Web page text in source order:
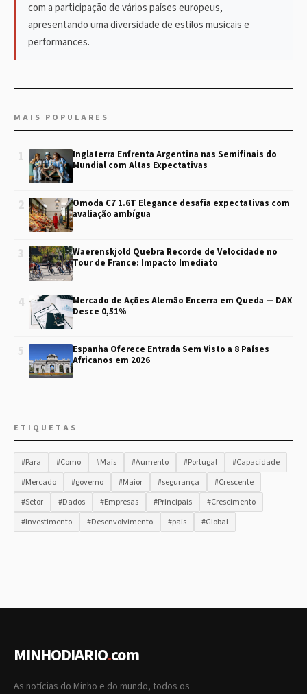
com a participação de vários países europeus,
apresentando uma diversidade de estilos musicais e
performances.
MAIS POPULARES
1
Inglaterra Enfrenta Argentina nas Semifinais do
Mundial com Altas Expectativas
2
Omoda C7 1.6T Elegance desafia expectativas com
avaliação ambígua
3
Waerenskjold Quebra Recorde de Velocidade no
Tour de France: Impacto Imediato
4
Mercado de Ações Alemão Encerra em Queda — DAX
Desce 0,51%
5
Espanha Oferece Entrada Sem Visto a 8 Países
Africanos em 2026
ETIQUETAS
#Para #Como #Mais #Aumento #Portugal
#Capacidade
#Mercado
#governo #Maior #segurança
#Crescente
#Setor
#Dados #Empresas #Principais
#Crescimento
#Investimento
#Desenvolvimento #pais #Global
MINHODIARIO.com
As notícias do Minho e do mundo, todos os